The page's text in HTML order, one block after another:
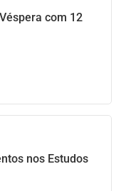
com 12
nos Estudos